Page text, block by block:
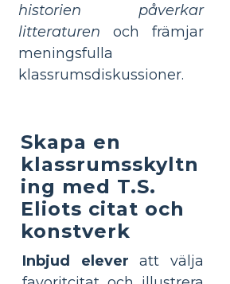
historien påverkar
litteraturen och främjar
meningsfulla
klassrumsdiskussioner.
Skapa en
klassrumsskyltn
ing med T.S.
Eliots citat och
konstverk
Inbjud elever att välja